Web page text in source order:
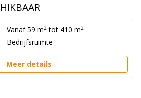
Vanaf 59 m2 tot 410 m2
Bedrijfsruimte
Meer details